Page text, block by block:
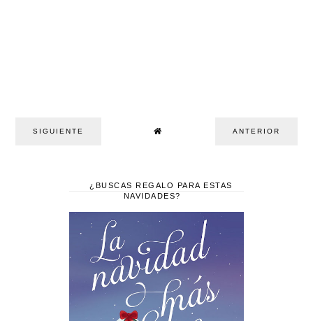
SIGUIENTE ANTERIOR
¿BUSCAS REGALO PARA ESTAS
NAVIDADES?